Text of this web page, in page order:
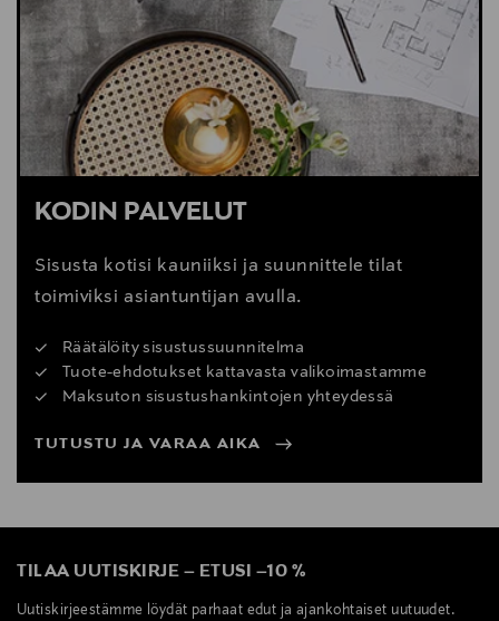
KODIN PALVELUT
Sisusta kotisi kauniiksi ja suunnittele tilat
toimiviksi asiantuntijan avulla.
Räätälöity sisustussuunnitelma
Tuote-ehdotukset kattavasta valikoimastamme
Maksuton sisustushankintojen yhteydessä
TUTUSTU JA VARAA AIKA
TILAA UUTISKIRJE – ETUSI –10 %
Uutiskirjeestämme löydät parhaat edut ja ajankohtaiset uutuudet.